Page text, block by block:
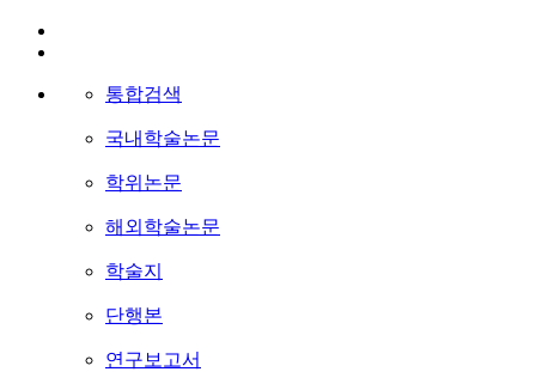
통합검색
국내학술논문
학위논문
해외학술논문
학술지
단행본
연구보고서